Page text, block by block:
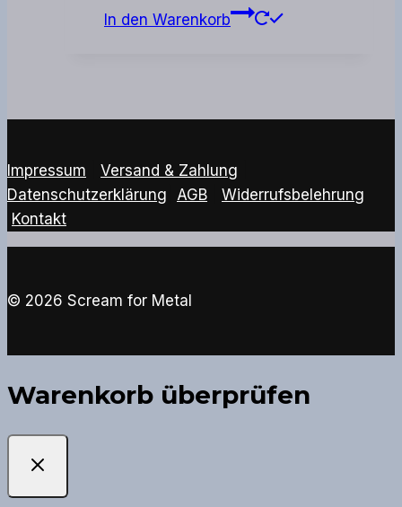
In den Warenkorb
Impressum Versand & Zahlung
Datenschutzerklärung
AGB
Widerrufsbelehrung
Kontakt
© 2026 Scream for Metal
Warenkorb überprüfen